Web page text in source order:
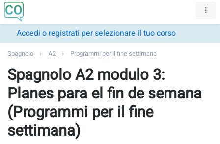
Accedi o registrati per selezionare il tuo corso
Spagnolo A2 Programmi per il fine settimana
Spagnolo A2 modulo 3:
Planes para el fin de semana
(Programmi per il fine
settimana)